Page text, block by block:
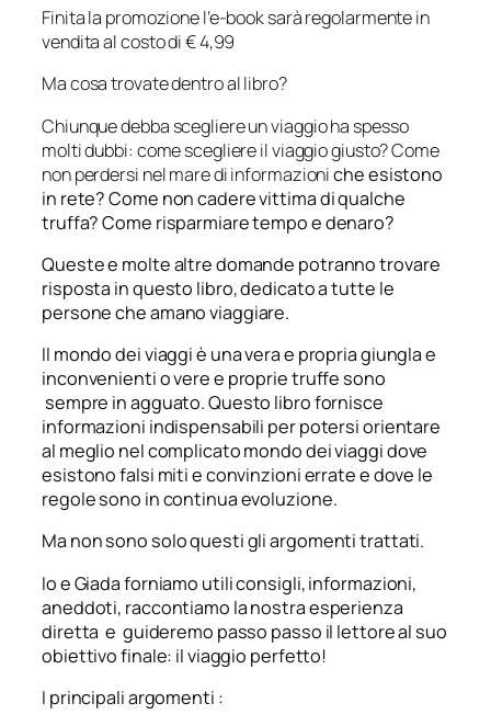
Finita la promozione l’e-book sarà regolarmente in
vendita al costo di € 4,99
Ma cosa trovate dentro al libro?
Chiunque debba scegliere un viaggio ha spesso
molti dubbi: come scegliere il viaggio giusto? Come
non perdersi nel mare di informazioniche esistono
in rete? Come non cadere vittima di qualche
truffa? Come risparmiare tempo e denaro?
Queste e molte altre domande potranno trovare
risposta in questo libro, dedicato a tutte le
persone che amano viaggiare.
Il mondo dei viaggi è una vera e propria giungla e
inconvenienti o vere e proprie truffe sono
sempre in agguato. Questo libro fornisce
informazioni indispensabili per potersi orientare
al meglio nel complicato mondo dei viaggi dove
esistono falsi miti e convinzioni errate e dove le
regole sono in continua evoluzione.
Ma non sono solo questi gli argomenti trattati.
Io e Giadaforniamo utili consigli, informazioni,
aneddoti, raccontiamo la nostra esperienza
diretta e guideremo passo passo il lettore al suo
obiettivo finale: il viaggio perfetto!
I principali argomenti :